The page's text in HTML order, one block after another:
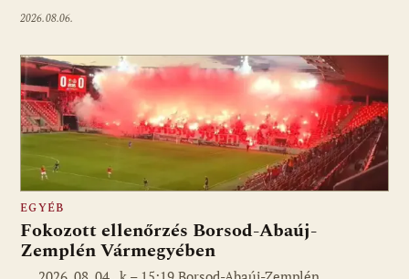
2026.08.06.
EGYÉB
Fokozott ellenőrzés Borsod-Abaúj-
Zemplén Vármegyében